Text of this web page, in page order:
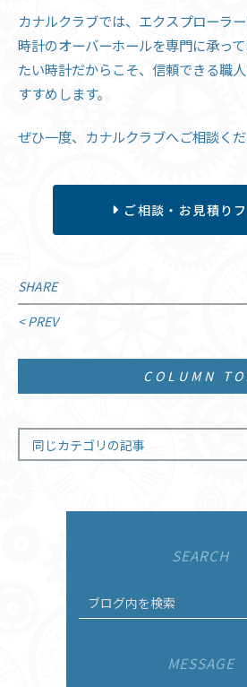
カナルクラブでは、エクスプローラ
時計のオーバーホールを専門に承っ
たい時計だからこそ、信頼できる職
すすめします。
ぜひ一度、カナルクラブへご相談くだ
ご相談・お見積り
SHARE
投
< PREV
COLUMN
同じカテゴリの記事
SEARCH
MESSAGE